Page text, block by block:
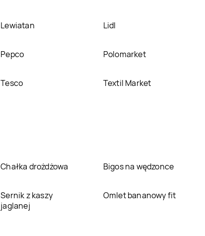
Lewiatan Lidl
Pepco Polomarket
Tesco Textil Market
Chałka drożdżowa Bigos na wędzonce
Sernik z kaszy
jaglanej
Omlet bananowy fit